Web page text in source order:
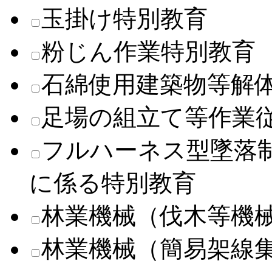
玉掛け特別教育
粉じん作業特別教育
石綿使用建築物等解
足場の組立て等作業
フルハーネス型墜落
に係る特別教育
林業機械（伐木等機
林業機械（簡易架線